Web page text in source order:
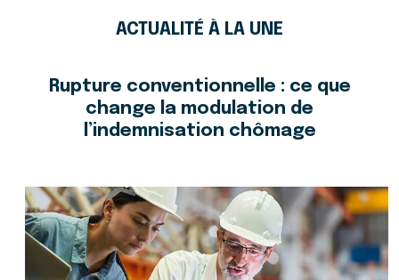
ACTUALITÉ À LA UNE
Rupture conventionnelle : ce que
change la modulation de
l’indemnisation chômage